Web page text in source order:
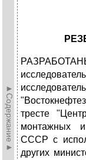
►Содержание►
тресте
монтажных
СССР с
других